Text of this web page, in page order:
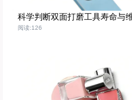
科学判断双面打磨工具寿命与
阅读:126